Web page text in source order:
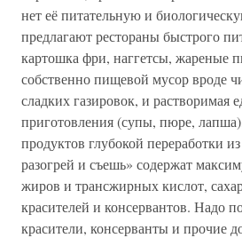
нет её питательную и
предлагают рестораны быстрого
картошка фри, наггетсы, жареные
собственно пищевой мусор вроде
сладких газировок, и растворимая
приготовления (супы, пюре,
продуктов глубокой переработки
разогрей и съешь» содержат
жиров и трансжирных кислот,
красителей и консервантов. Надо
красители, консерванты и прочие